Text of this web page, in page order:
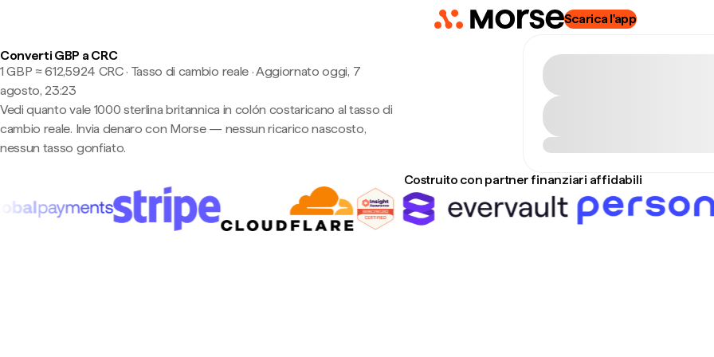
Scarica l'app
Converti GBP a CRC
1 GBP ≈ 612,5924 CRC · Tasso di cambio reale·Aggiornato oggi, 7
agosto, 23:23
Vedi quanto vale 1000 sterlina britannica in colón costaricano al tasso di
cambio reale. Invia denaro con Morse — nessun ricarico nascosto,
nessun tasso gonfiato.
Costruito con partner finanziari affidabili